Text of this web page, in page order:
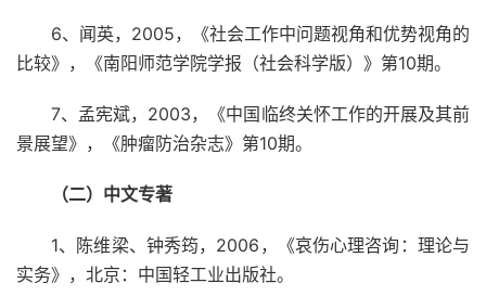
6、闻英，2005，《社会工作中问题视角和优势视角的
比较》，《南阳师范学院学报（社会科学版）》第10期。
7、孟宪斌，2003，《中国临终关怀工作的开展及其前
景展望》，《肿瘤防治杂志》第10期。
（二）中文专著
1、陈维梁、钟秀筠，2006，《哀伤心理咨询：理论与
实务》，北京：中国轻工业出版社。